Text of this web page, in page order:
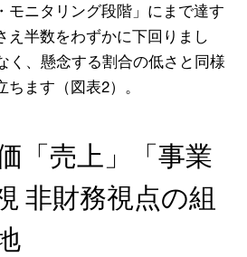
モニタリング段階」にまで達す
え半数をわずかに下回りまし
く、懸念する割合の低さと同様
ます（図表2）。
「売上」「事業
非財務視点の組